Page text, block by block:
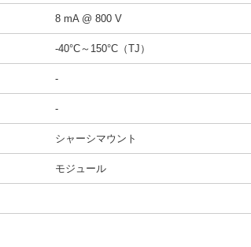
8 mA @ 800 V
-40°C～150°C（TJ）
-
-
シャーシマウント
モジュール